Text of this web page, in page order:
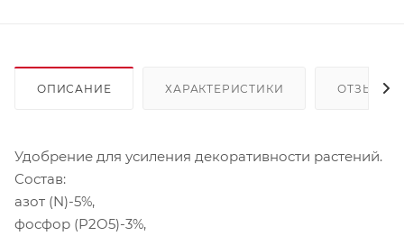
ОПИСАНИЕ ХАРАКТЕРИСТИКИ ОТЗЫВЫ
Удобрение для усиления декоративности растений.
Состав:
азот (N)-5%,
фосфор (P2O5)-3%,